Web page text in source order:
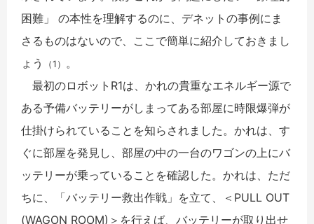
困難」 の本性を理解するのに、デネットの事例にま
さるものはないので、ここで簡単に紹介しておきまし
ょう
（1）
。
最初のロボットR1は、かれの貴重なエネルギー源で
ある予備バッテリーがしまってある部屋に時限爆弾が
仕掛けられていることを知らされました。かれは、す
ぐに部屋を発見し、部屋の中の一台のワゴンの上にバ
ッテリーが乗っていることを確認した。かれは、ただ
ちに、「バッテリー救出作戦」を立て、＜PULL OUT
(WAGON ROOM)＞を行えば、バッテリーが取り出せ